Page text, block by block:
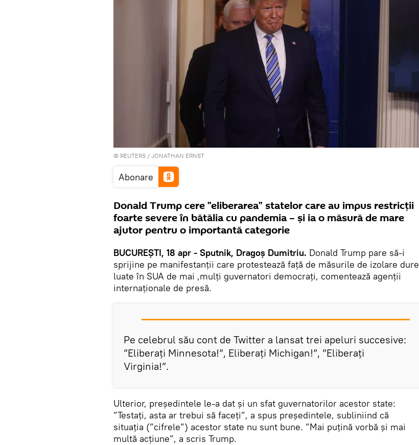
© REUTERS / JONATHAN ERNST
Abonare
Donald Trump cere ”eliberarea” statelor care au impus restricții
foarte severe în bătălia cu pandemia – și ia o măsură de mare
ajutor pentru o importantă categorie
BUCUREȘTI, 18 apr - Sputnik, Dragoș Dumitriu. Donald Trump pare să-i
sprijine pe manifestanţii care protestează faţă de măsurile de izolare dure
luate în SUA de mai ,mulți guvernatori democrați, comentează agenții
internaționale de presă.
Pe celebrul său cont de Twitter a lansat trei apeluri succesive:
”Eliberaţi Minnesota!”, Eliberaţi Michigan!”, ”Eliberaţi
Virginia!”.
Ulterior, președintele le-a dat și un sfat guvernatorilor acestor state:
”Testați, asta ar trebui să faceți”, a spus președintele, subliniind că
situația (”cifrele”) acestor state nu sunt bune. ”Mai puțină vorbă și mai
multă acțiune”, a scris Trump.